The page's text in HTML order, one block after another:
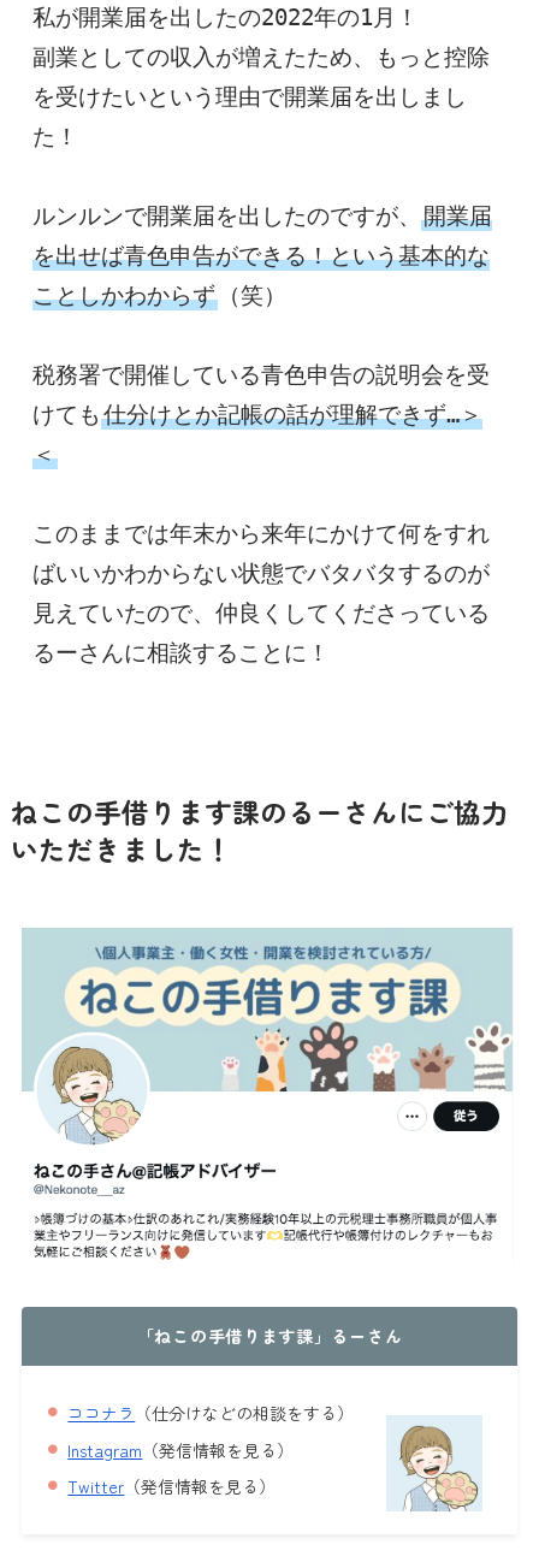
私が開業届を出したの2022年の1月！
副業としての収入が増えたため、もっと控除
を受けたいという理由で開業届を出しまし
た！
ルンルンで開業届を出したのですが、開業届
を出せば青色申告ができる！という基本的な
ことしかわからず （笑）
税務署で開催している青色申告の説明会を受
けても仕分けとか記帳の話が理解できず…＞
＜
このままでは年末から来年にかけて何をすれ
ばいいかわからない状態でバタバタするのが
見えていたので、仲良くしてくださっている
るーさんに相談することに！
ねこの手借ります課のるーさんにご協力
いただきました！
「ねこの手借ります課」るーさん
ココナラ （仕分けなどの相談をする）
Instagram （発信情報を見る）
Twitter （発信情報を見る）